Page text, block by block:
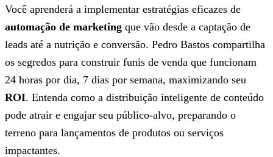
Você aprenderá a implementar estratégias eficazes de
automação de marketing que vão desde a captação de
leads até a nutrição e conversão. Pedro Bastos compartilha
os segredos para construir funis de venda que funcionam
24 horas por dia, 7 dias por semana, maximizando seu
ROI. Entenda como a distribuição inteligente de conteúdo
pode atrair e engajar seu público-alvo, preparando o
terreno para lançamentos de produtos ou serviços
impactantes.